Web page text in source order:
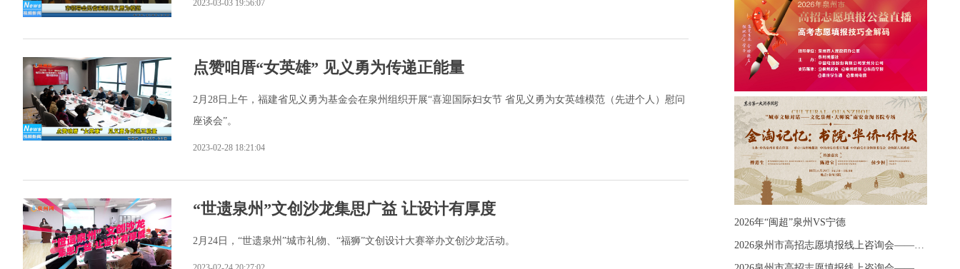
2023-03-03 19:56:07
点赞咱厝“女英雄” 见义勇为传递正能量
2月28日上午，福建省见义勇为基金会在泉州组织开展“喜迎国际妇女节 省见义勇为女英雄模范（先进个人）慰问
座谈会”。
2023-02-28 18:21:04
“世遗泉州”文创沙龙集思广益 让设计有厚度
2月24日，“世遗泉州”城市礼物、“福狮”文创设计大赛举办文创沙龙活动。
2026年“闽超”泉州VS宁德